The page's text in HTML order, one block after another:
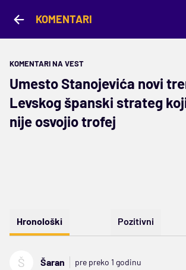
KOMENTARI
KOMENTARI NA VEST
Umesto Stanojevića novi
Levskog španski strateg
nije osvojio trofej
Hronološki Pozitivni
Š Šaran pre preko 1 godinu